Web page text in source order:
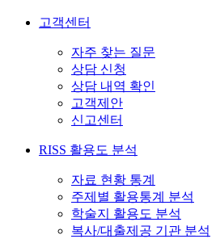
고객센터
자주 찾는 질문
상담 신청
상담 내역 확인
고객제안
신고센터
RISS 활용도 분석
자료 현황 통계
주제별 활용통계 분석
학술지 활용도 분석
복사/대출제공 기관 분석